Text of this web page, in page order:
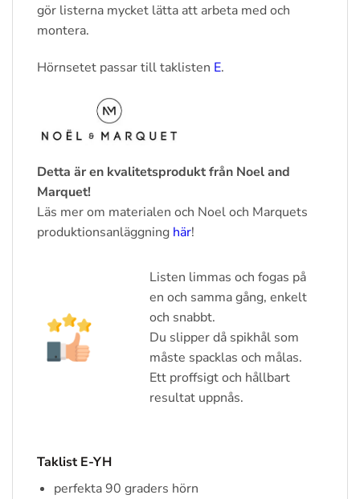
gör listerna mycket lätta att arbeta med och
montera.
Hörnsetet passar till taklisten E.
Detta är en kvalitetsprodukt från Noel and
Marquet!
Läs mer om materialen och Noel och Marquets
produktionsanläggning här!
Listen limmas och fogas på
en och samma gång, enkelt
och snabbt.
Du slipper då spikhål som
måste spacklas och målas.
Ett proffsigt och hållbart
resultat uppnås.
Taklist E-YH
perfekta 90 graders hörn